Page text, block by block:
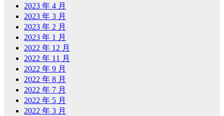
2023 年 4 月
2023 年 3 月
2023 年 2 月
2023 年 1 月
2022 年 12 月
2022 年 11 月
2022 年 9 月
2022 年 8 月
2022 年 7 月
2022 年 5 月
2022 年 3 月